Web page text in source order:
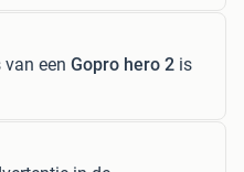
een Gopro hero 2 is